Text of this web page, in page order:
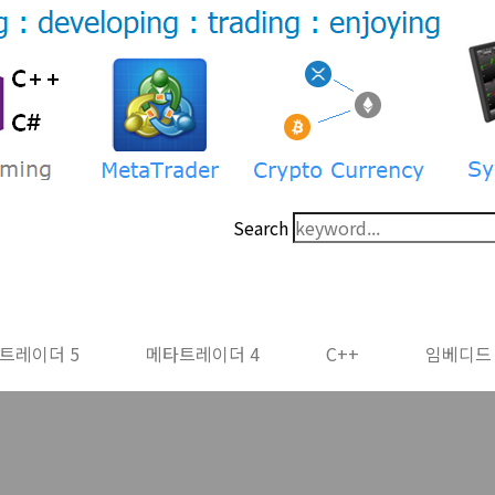
Search
레이더 5 메타트레이더 4 C++ 임베디드